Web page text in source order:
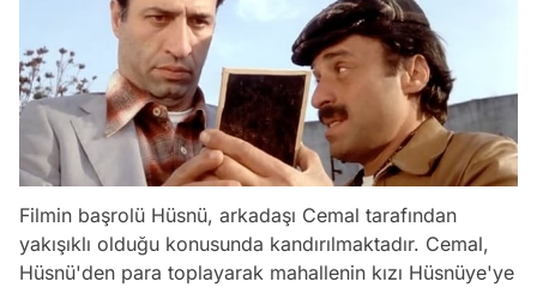
Filmin başrolü Hüsnü, arkadaşı Cemal tarafından
yakışıklı olduğu konusunda kandırılmaktadır. Cemal,
Hüsnü'den para toplayarak mahallenin kızı Hüsnüye'ye